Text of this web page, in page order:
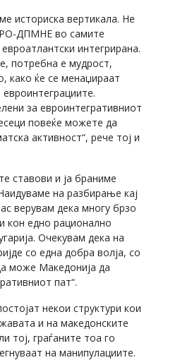
историска вертикала. Не
ДПМНЕ во самите
интегрирана.
потребна е мудрост,
како ќе се менаџираат
за евроинтегративниот
повеќе можете да
активност“, рече тој и
ставови и ја браниме
на разбирање кај
верувам дека многу брзо
кон едно рационално
Очекувам дека на
со една добра волја, со
може Македонија да
пат“.
некои структури кои
и на македонските
тој, граѓаните тоа го
на манипулациите.